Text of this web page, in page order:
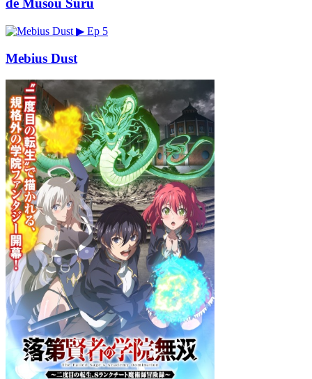
de Musou Suru
▶ Ep 5
Mebius Dust